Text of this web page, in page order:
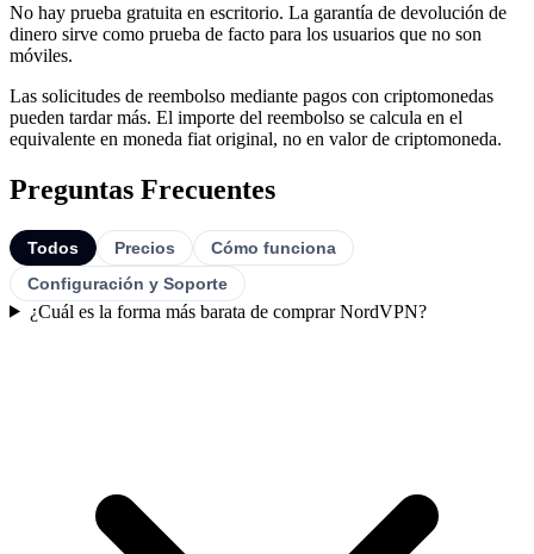
No hay prueba gratuita en escritorio. La garantía de devolución de
dinero sirve como prueba de facto para los usuarios que no son
móviles.
Las solicitudes de reembolso mediante pagos con criptomonedas
pueden tardar más. El importe del reembolso se calcula en el
equivalente en moneda fiat original, no en valor de criptomoneda.
Preguntas Frecuentes
Todos Precios
Cómo funciona
Configuración y Soporte
¿Cuál es la forma más barata de comprar NordVPN?